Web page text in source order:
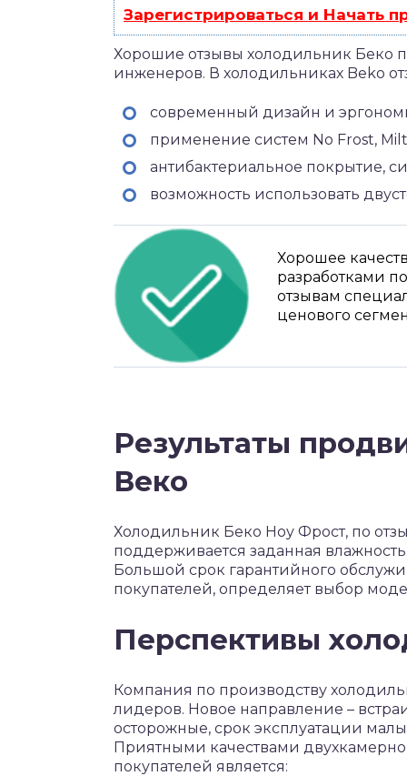
Зарегистрироваться и Начать
Хорошие отзывы холодильник Беко
инженеров. В холодильниках Beko
современный дизайн и
применение систем No Frost,
антибактериальное покрытие,
возможность использовать
Хорошее
разработками
отзывам
ценового
Результаты
Веко
Холодильник Беко Ноу Фрост, по
поддерживается заданная
Большой срок гарантийного
покупателей, определяет выбор
Перспективы
Компания по производству
лидеров. Новое направление –
осторожные, срок эксплуатации
Приятными качествами
покупателей является: